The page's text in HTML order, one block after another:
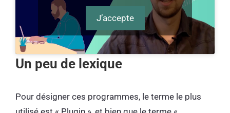
J’accepte
Un peu de lexique
Pour désigner ces programmes, le terme le plus